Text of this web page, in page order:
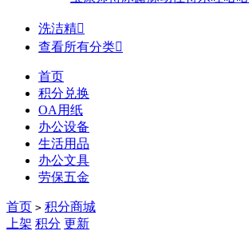
洗洁精
查看所有分类
首页
积分兑换
OA用纸
办公设备
生活用品
办公文具
劳保五金
首页 > 积分商城
上架 积分 更新